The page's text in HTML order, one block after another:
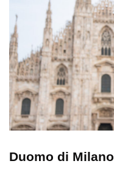
Duomo di Milano